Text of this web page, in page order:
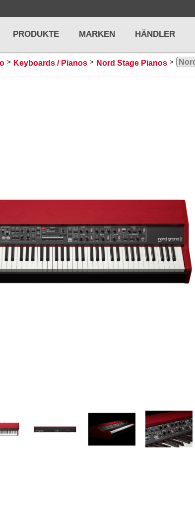
PRODUKTE
Schlagzeuge
Snaredrums
Roto Toms
MARKEN HÄNDLER
> Keyboards / Pianos > Nord Stage Pianos >